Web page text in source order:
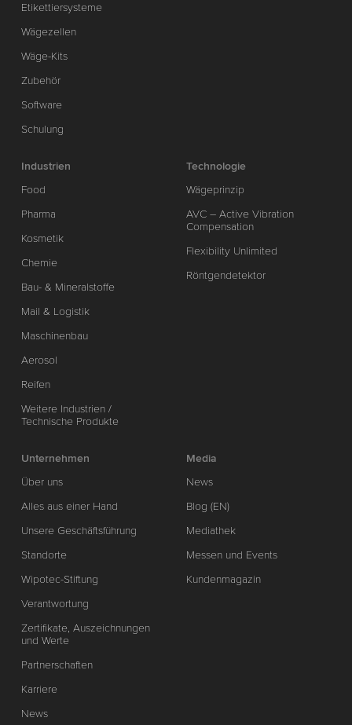
Etikettiersysteme
Wägezellen
Wäge-Kits
Zubehör
Software
Schulung
Industrien
Food
Pharma
Kosmetik
Chemie
Bau- & Mineralstoffe
Mail & Logistik
Maschinenbau
Aerosol
Reifen
Weitere Industrien /
Technische Produkte
Technologie
Wägeprinzip
AVC – Active Vibration
Compensation
Flexibility Unlimited
Röntgendetektor
Unternehmen
Über uns
Alles aus einer Hand
Unsere Geschäftsführung
Standorte
Wipotec-Stiftung
Verantwortung
Zertifikate, Auszeichnungen
und Werte
Partnerschaften
Karriere
News
Media
News
Blog (EN)
Mediathek
Messen und Events
Kundenmagazin